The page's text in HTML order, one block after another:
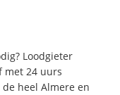
Loodgieter
met 24 uurs
heel Almere en